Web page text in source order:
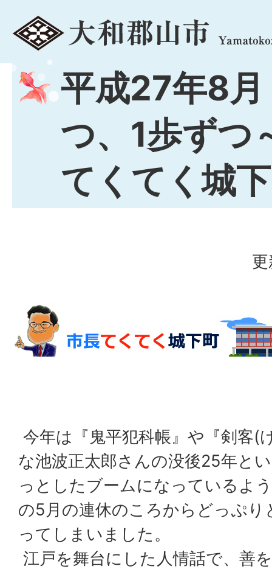
menu
平成27年8月
つ、1歩ずつ
てくてく城
今年は『鬼平犯科帳』や『剣客(
な池波正太郎さんの没後25年と
っとしたブームになっているよ
の5月の連休のころからどっぷり
ってしまいました。
江戸を舞台にした人情話で、善